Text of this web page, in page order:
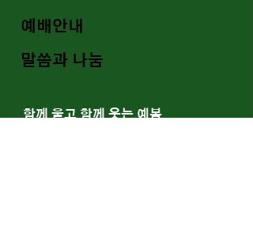
예배안내
말씀과 나눔
함께 울고 함께 웃는 예봄